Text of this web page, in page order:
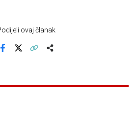
ovaj članak